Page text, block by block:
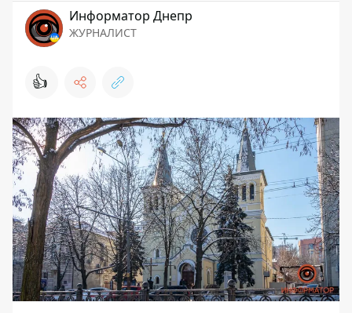
Информатор Днепр
ЖУРНАЛИСТ
👍